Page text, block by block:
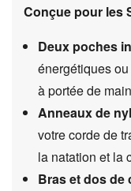
Conçue pour les
Deux poches
énergétiques
à portée de
Anneaux de
votre corde de
la natation et la
Bras et dos de